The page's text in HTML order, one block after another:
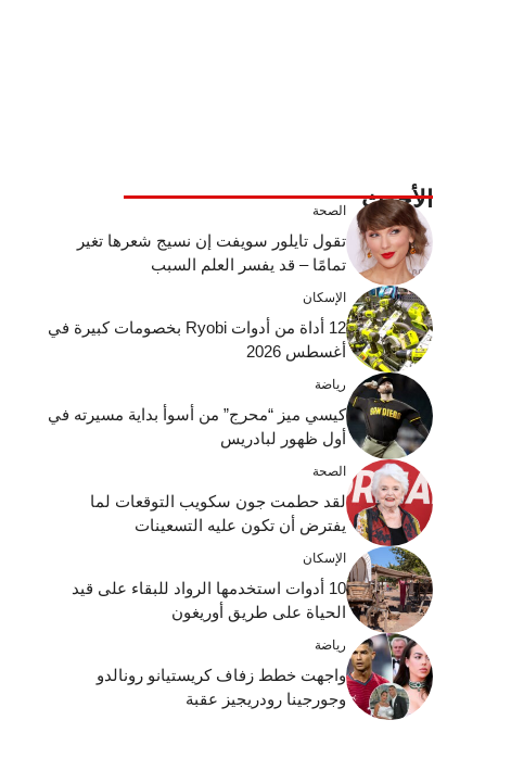
الأحدث الصحة
تقول تايلور سويفت إن نسيج شعرها تغير
تمامًا – قد يفسر العلم السبب
الإسكان
12 أداة من أدوات Ryobi بخصومات كبيرة في
أغسطس 2026
رياضة
كيسي ميز “محرج” من أسوأ بداية مسيرته في
أول ظهور لبادريس
الصحة
لقد حطمت جون سكويب التوقعات لما
يفترض أن تكون عليه التسعينات
الإسكان
10 أدوات استخدمها الرواد للبقاء على قيد
الحياة على طريق أوريغون
رياضة
واجهت خطط زفاف كريستيانو رونالدو
وجورجينا رودريجيز عقبة